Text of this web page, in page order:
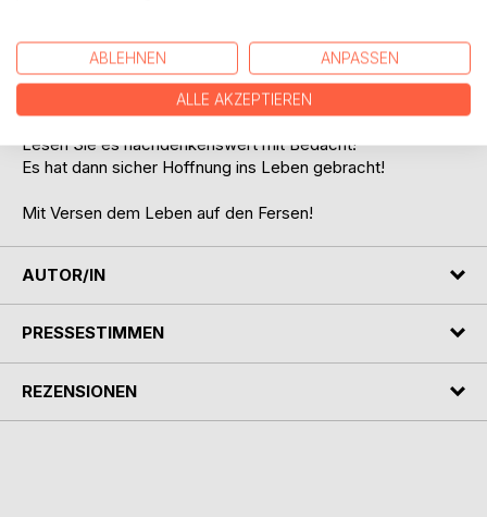
setzt dieses Buch alles daran und allem voran.
Es birgt aktuelle Geschenisse, will das Leben schützen,
um seinen Lesern erfolg- und hilfreich zu nützen.
Lesen Sie es nachdenkenswert mit Bedacht!
Es hat dann sicher Hoffnung ins Leben gebracht!
Mit Versen dem Leben auf den Fersen!
AUTOR/IN
PRESSESTIMMEN
REZENSIONEN
ABLEHNEN ANPASSEN
ALLE AKZEPTIEREN